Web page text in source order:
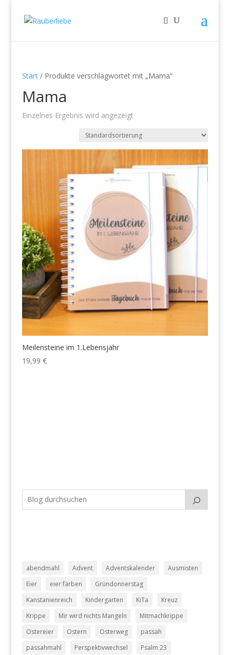
Start/ Produkte verschlagwortet mit „Mama“
Mama
Einzelnes Ergebnis wird angezeigt
Meilensteine im 1.Lebensjahr
19,99 €
abendmahl Advent Adventskalender
Ausmisten
Eier
eier färben
Gründonnerstag
Kanstanienreich
Kindergarten KiTa
Kreuz
Krippe
Mir wird nichts Mangeln
Mitmachkrippe
Ostereier
Ostern Osterweg
passah
passahmahl
Perspektivwechsel
Psalm 23